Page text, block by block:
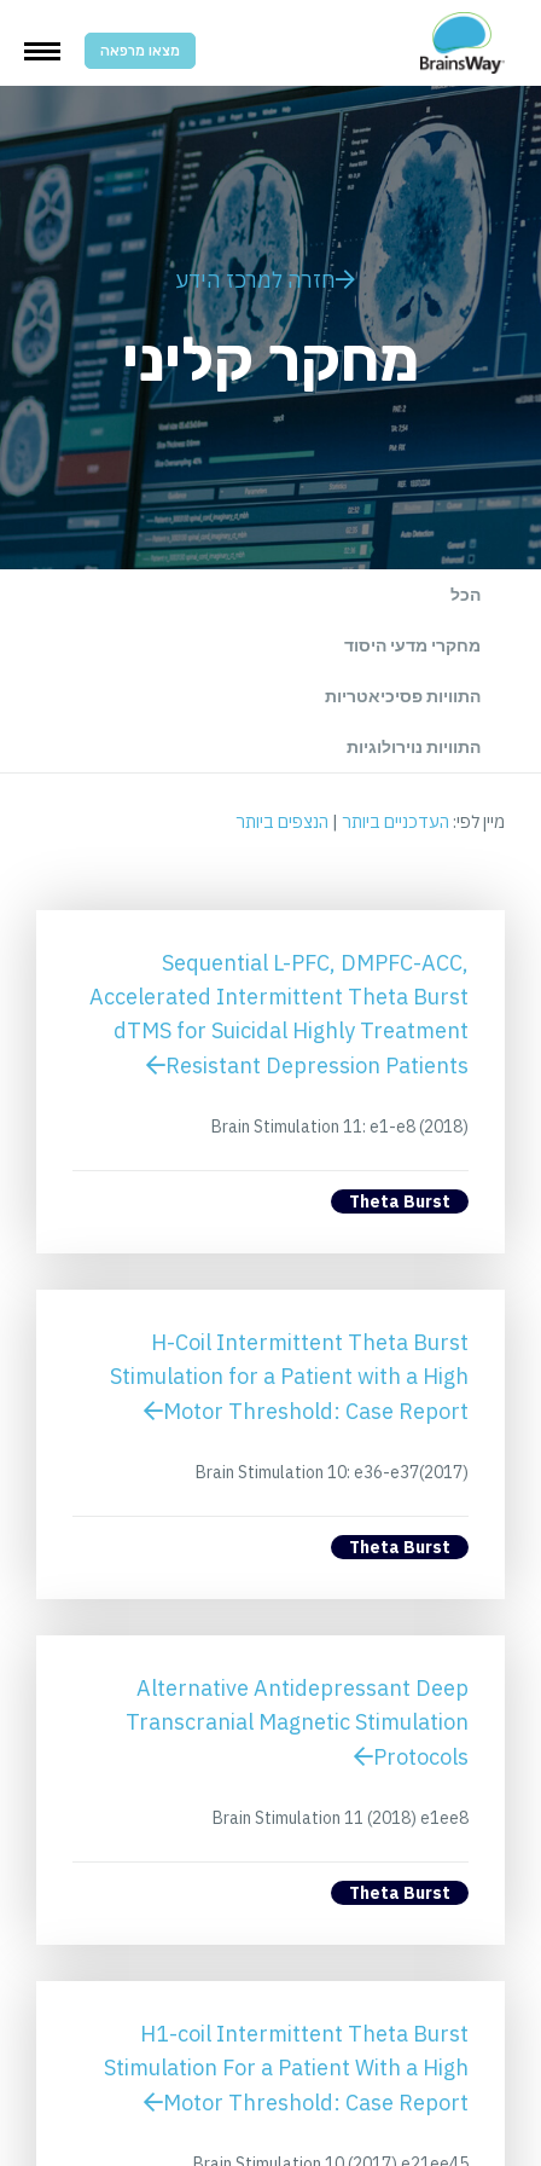
מצאו מרפאה
חזרה למרכז הידע
מחקר קליני
הכל
מחקרי מדעי היסוד
התוויות פסיכיאטריות
התוויות נוירולוגיות
מיין לפי: העדכניים ביותר | הנצפים ביותר
Sequential L-PFC, DMPFC-ACC,
Accelerated Intermittent Theta Burst
dTMS for Suicidal Highly Treatment
Resistant Depression Patients
Brain Stimulation 11: e1-e8 (2018)
Theta Burst
H-Coil Intermittent Theta Burst
Stimulation for a Patient with a High
Motor Threshold: Case Report
Brain Stimulation 10: e36-e37(2017)
Theta Burst
Alternative Antidepressant Deep
Transcranial Magnetic Stimulation
Protocols
Brain Stimulation 11 (2018) e1ee8
Theta Burst
H1-coil Intermittent Theta Burst
Stimulation For a Patient With a High
Motor Threshold: Case Report